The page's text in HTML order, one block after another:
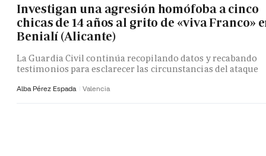
Investigan una agresión homófoba a cinco
chicas de 14 años al grito de «viva Franco»
Benialí (Alicante)
La Guardia Civil continúa recopilando datos y recabando
testimonios para esclarecer las circunstancias del ataque
Alba Pérez Espada Valencia